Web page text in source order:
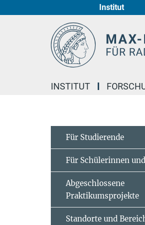
Institut
INSTITUT
Für Studierende
Für Schülerinnen
Abgeschlossene
Praktikumsprojekte
Standorte und